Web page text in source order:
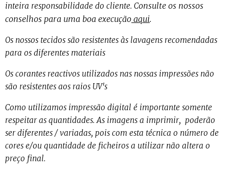
inteira responsabilidade do cliente. Consulte os nossos
conselhos para uma boa execução aqui.
Os nossos tecidos são resistentes às lavagens recomendadas
para os diferentes materiais
Os corantes reactivos utilizados nas nossas impressões não
são resistentes aos raios UV's
Como utilizamos impressão digital é importante somente
respeitar as quantidades. As imagens a imprimir, poderão
ser diferentes / variadas, pois com esta técnica o número de
cores e/ou quantidade de ficheiros a utilizar não altera o
preço final.